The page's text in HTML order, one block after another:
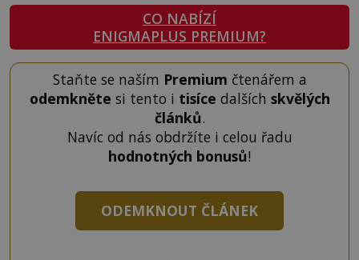
CO NABÍZÍ
ENIGMAPLUS PREMIUM?
Staňte se naším Premium čtenářem a
odemkněte si tento i tisíce dalších skvělých
článků.
Navíc od nás obdržíte i celou řadu
hodnotných bonusů!
ODEMKNOUT ČLÁNEK